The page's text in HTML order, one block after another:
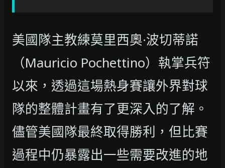
美國隊主教練莫里西奧·波切蒂諾
（Mauricio Pochettino）執掌兵符
以來，透過這場熱身賽讓外界對球
隊的整體計畫有了更深入的了解。
儘管美國隊最終取得勝利，但比賽
過程中仍暴露出一些需要改進的地